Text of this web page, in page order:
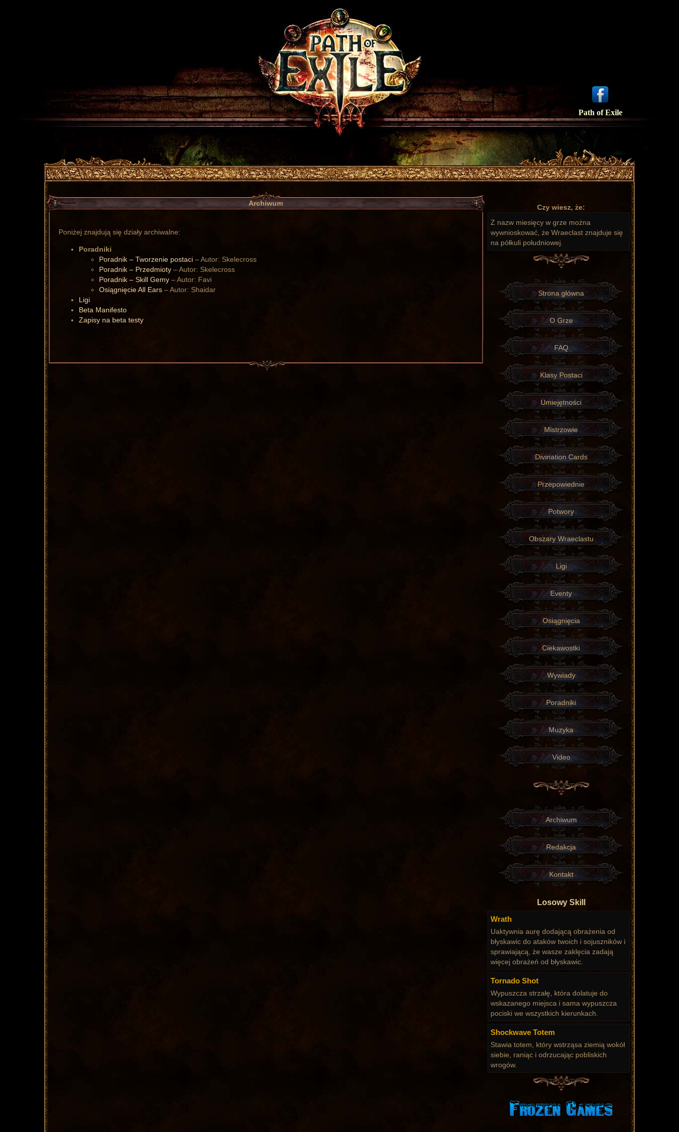
Path of Exile
Archiwum
Poniżej znajdują się działy archiwalne:
Poradniki
Poradnik – Tworzenie postaci – Autor: Skelecross
Poradnik – Przedmioty – Autor: Skelecross
Poradnik – Skill Gemy – Autor: Favi
Osiągnięcie All Ears – Autor: Shaidar
Ligi
Beta Manifesto
Zapisy na beta testy
Czy wiesz, że:
Z nazw miesięcy w grze można
wywnioskować, że Wraeclast znajduje się
na półkuli południowej.
Strona główna
O Grze
FAQ
Klasy Postaci
Umiejętności
Mistrzowie
Divination Cards
Przepowiednie
Potwory
Obszary Wraeclastu
Ligi
Eventy
Osiągnięcia
Ciekawostki
Wywiady
Poradniki
Muzyka
Video
Archiwum
Redakcja
Kontakt
Losowy Skill
Wrath
Uaktywnia aurę dodającą obrażenia od
błyskawic do ataków twoich i sojuszników i
sprawiającą, że wasze zaklęcia zadają
więcej obrażeń od błyskawic.
Tornado Shot
Wypuszcza strzałę, która dolatuje do
wskazanego miejsca i sama wypuszcza
pociski we wszystkich kierunkach.
Shockwave Totem
Stawia totem, który wstrząsa ziemią wokół
siebie, raniąc i odrzucając pobliskich
wrogów.